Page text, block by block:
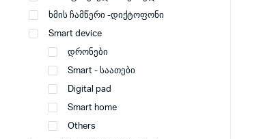
ხმის ჩამწერი -დიქტოფონი
Smart device
დრონები
Smart - საათები
Digital pad
Smart home
Others